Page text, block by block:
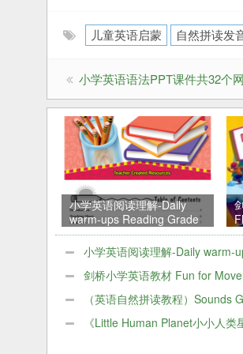
儿童英语启蒙 自然拼读发
小学英语语法PPT课件共32个
小学英语阅读理解-Daily
warm-ups Reading Grade
1-Grade 8 百度网盘下载
小学英语阅读理解-Daily warm-
8 百度网盘下载
剑桥小学英语教材 Fun for
料
（英语自然拼读教程）Sounds
资料下载《Little Human Planet小小人